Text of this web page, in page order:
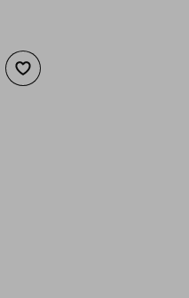
Προσθήκη στα αγαπημένα